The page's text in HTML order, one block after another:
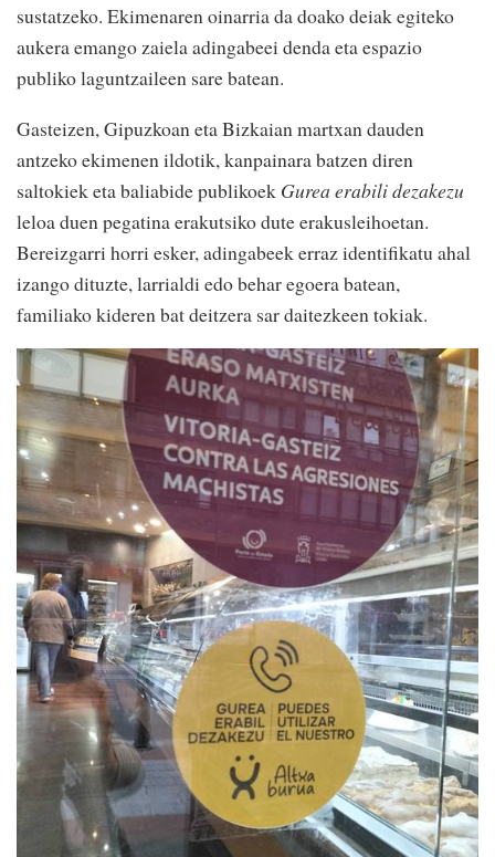
sustatzeko. Ekimenaren oinarria da doako deiak egiteko
aukera emango zaiela adingabeei denda eta espazio
publiko laguntzaileen sare batean.
Gasteizen, Gipuzkoan eta Bizkaian martxan dauden
antzeko ekimenen ildotik, kanpainara batzen diren
saltokiek eta baliabide publikoek Gurea erabili dezakezu
leloa duen pegatina erakutsiko dute erakusleihoetan.
Bereizgarri horri esker, adingabeek erraz identifikatu ahal
izango dituzte, larrialdi edo behar egoera batean,
familiako kideren bat deitzera sar daitezkeen tokiak.